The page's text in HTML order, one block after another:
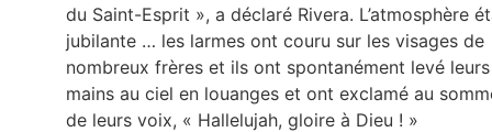
du Saint-Esprit », a déclaré Rivera. L’atmosphère
jubilante … les larmes ont couru sur les visages de
nombreux frères et ils ont spontanément levé leurs
mains au ciel en louanges et ont exclamé au
de leurs voix, « Hallelujah, gloire à Dieu ! »